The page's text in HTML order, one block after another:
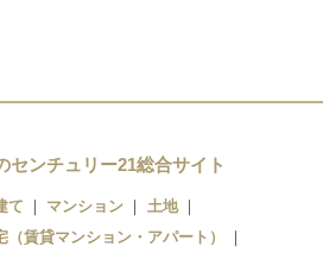
センチュリー21総合サイト
て マンション
土地
（賃貸マンション・アパート）